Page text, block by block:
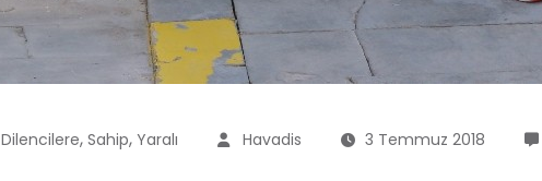
Dilencilere, Sahip, Yaralı Havadis 3 Temmuz 2018